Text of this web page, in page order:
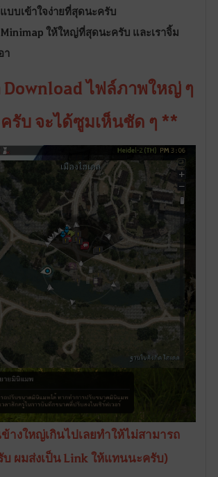
o
i
t
e
บบเข้าใจง่ายที่สุดนะครับ
ให้ใหญ่ที่สุดนะครับ และเราจิ้ม
า
ไฟล์ภาพใหญ่ ๆ
รับ จะได้ซูมเห็นชัด ๆ **
างใหญ่เกินไปเลยทำให้ไม่สามารถ
ผมส่งเป็น Link ให้แทนนะครับ)